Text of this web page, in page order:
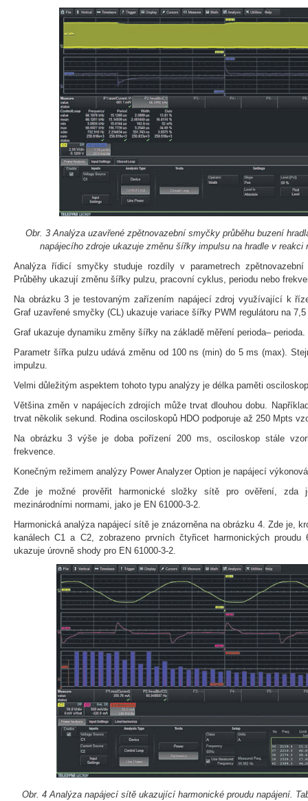
Obr. 3 Analýza uzavřené zpětnovazební smyčky průběhu buzení
napájecího zdroje ukazuje změnu šířky impulsu na hradle v
Analýza řídicí smyčky studuje rozdíly v parametrech
Průběhy ukazují změnu šířky pulzu, pracovní cyklus, periodu nebo
Na obrázku 3 je testovaným zařízením napájecí zdroj využívající k
Graf uzavřené smyčky (CL) ukazuje variace šířky PWM regulátoru na
Graf ukazuje dynamiku změny šířky na základě měření perioda– perioda.
Parametr šířka pulzu udává změnu od 100 ns (min) do 5 ms (max).
impulzu.
Velmi důležitým aspektem tohoto typu analýzy je délka paměti
Většina změn v napájecích zdrojích může trvat dlouhou dobu.
trvat několik sekund. Rodina osciloskopů HDO podporuje až 250 Mpts
Na obrázku 3 výše je doba pořízení 200 ms, osciloskop stále
frekvence.
Konečným režimem analýzy Power Analyzer Option je napájecí
Zde je možné prověřit harmonické složky sítě pro ověření,
mezinárodními normami, jako je EN 61000-3-2.
Harmonická analýza napájecí sítě je znázorněna na obrázku 4. Zde je,
kanálech C1 a C2, zobrazeno prvních čtyřicet harmonických proudu
ukazuje úrovně shody pro EN 61000-3-2.
Obr. 4 Analýza napájecí sítě ukazující harmonické proudu napájení.